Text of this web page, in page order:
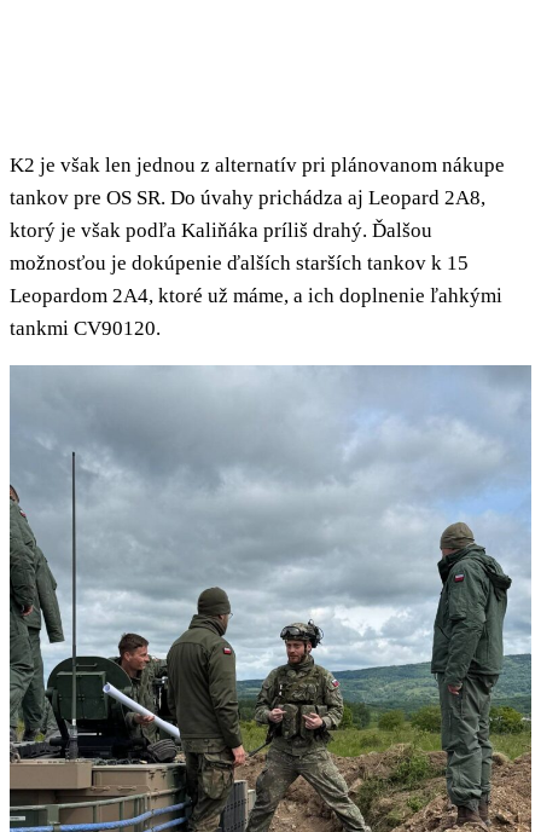
K2 je však len jednou z alternatív pri plánovanom nákupe
tankov pre OS SR. Do úvahy prichádza aj Leopard 2A8,
ktorý je však podľa Kaliňáka príliš drahý. Ďalšou
možnosťou je dokúpenie ďalších starších tankov k 15
Leopardom 2A4, ktoré už máme, a ich doplnenie ľahkými
tankmi CV90120.